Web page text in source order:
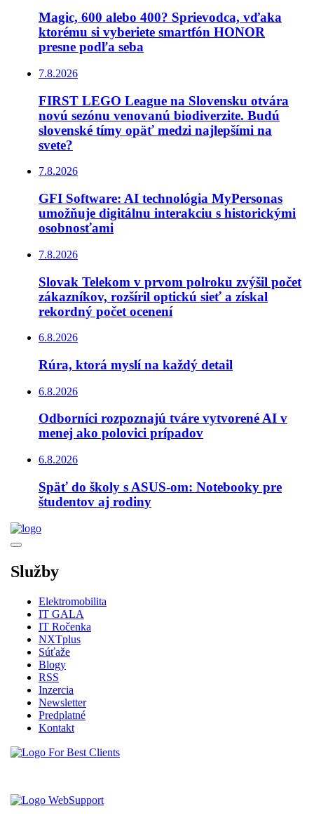
Magic, 600 alebo 400? Sprievodca, vďaka
ktorému si vyberiete smartfón HONOR
presne podľa seba
7.8.2026
FIRST LEGO League na Slovensku otvára
novú sezónu venovanú biodiverzite. Budú
slovenské tímy opäť medzi najlepšími na
svete?
7.8.2026
GFI Software: AI technológia MyPersonas
umožňuje digitálnu interakciu s historickými
osobnosťami
7.8.2026
Slovak Telekom v prvom polroku zvýšil počet
zákazníkov, rozšíril optickú sieť a získal
rekordný počet ocenení
6.8.2026
Rúra, ktorá myslí na každý detail
6.8.2026
Odborníci rozpoznajú tváre vytvorené AI v
menej ako polovici prípadov
6.8.2026
Späť do školy s ASUS-om: Notebooky pre
študentov aj rodiny
Služby
Elektromobilita
IT GALA
IT Ročenka
NXTplus
Súťaže
Blogy
RSS
Inzercia
Newsletter
Predplatné
Kontakt